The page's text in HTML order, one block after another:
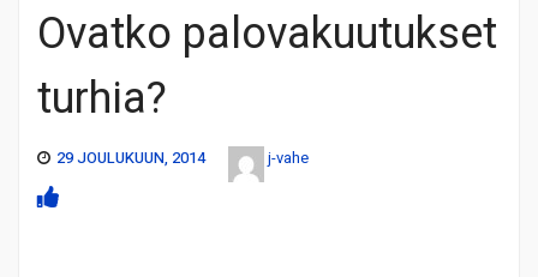
Ovatko palovakuutukset
turhia?
29 JOULUKUUN, 2014 j-vahe